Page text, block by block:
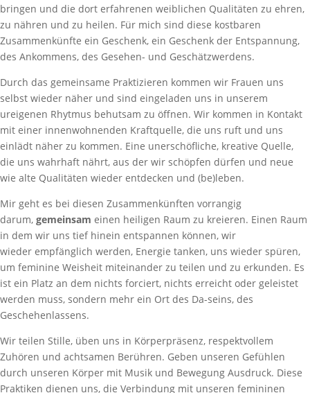
bringen und die dort erfahrenen weiblichen Qualitäten zu ehren,
zu nähren und zu heilen. Für mich sind diese kostbaren
Zusammenkünfte ein Geschenk, ein Geschenk der Entspannung,
des Ankommens, des Gesehen- und Geschätzwerdens.
Durch das gemeinsame Praktizieren kommen wir Frauen uns
selbst wieder näher und sind eingeladen uns in unserem
ureigenen Rhytmus behutsam zu öffnen. Wir kommen in Kontakt
mit einer innenwohnenden Kraftquelle, die uns ruft und uns
einlädt näher zu kommen. Eine unerschöfliche, kreative Quelle,
die uns wahrhaft nährt, aus der wir schöpfen dürfen und neue
wie alte Qualitäten wieder entdecken und (be)leben.
Mir geht es bei diesen Zusammenkünften vorrangig
darum, gemeinsam einen heiligen Raum zu kreieren. Einen Raum
in dem wir uns tief hinein entspannen können, wir
wieder empfänglich werden, Energie tanken, uns wieder spüren,
um feminine Weisheit miteinander zu teilen und zu erkunden. Es
ist ein Platz an dem nichts forciert, nichts erreicht oder geleistet
werden muss, sondern mehr ein Ort des Da-seins, des
Geschehenlassens.
Wir teilen Stille, üben uns in Körperpräsenz, respektvollem
Zuhören und achtsamen Berühren. Geben unseren Gefühlen
durch unseren Körper mit Musik und Bewegung Ausdruck. Diese
Praktiken dienen uns, die Verbindung mit unseren femininen